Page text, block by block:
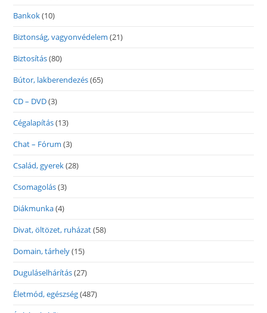
Bankok(10)
Biztonság, vagyonvédelem (21)
Biztosítás(80)
Bútor, lakberendezés(65)
CD – DVD(3)
Cégalapítás(13)
Chat – Fórum (3)
Család, gyerek(28)
Csomagolás(3)
Diákmunka(4)
Divat, öltözet, ruházat(58)
Domain, tárhely(15)
Duguláselhárítás(27)
Életmód, egészség(487)